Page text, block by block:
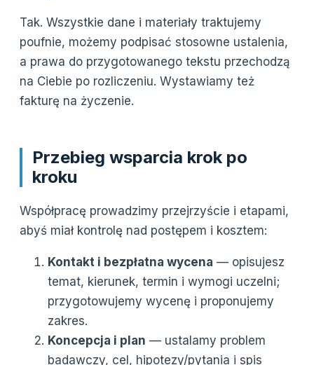
Tak. Wszystkie dane i materiały traktujemy
poufnie, możemy podpisać stosowne ustalenia,
a prawa do przygotowanego tekstu przechodzą
na Ciebie po rozliczeniu. Wystawiamy też
fakturę na życzenie.
Przebieg wsparcia krok po
kroku
Współpracę prowadzimy przejrzyście i etapami,
abyś miał kontrolę nad postępem i kosztem:
Kontakt i bezpłatna wycena — opisujesz
temat, kierunek, termin i wymogi uczelni;
przygotowujemy wycenę i proponujemy
zakres.
Koncepcja i plan — ustalamy problem
badawczy, cel, hipotezy/pytania i spis